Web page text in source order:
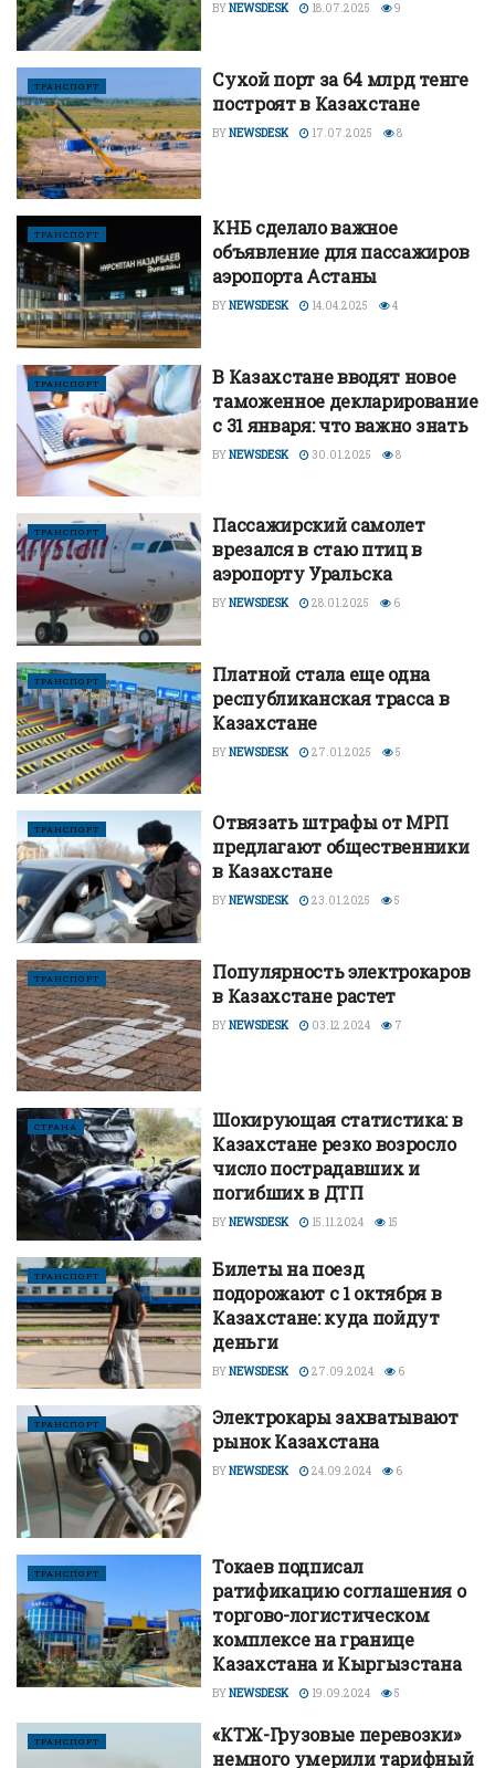
BYNEWSDESK 18.07.2025 9
ТРАНСПОРТ
Сухой порт за 64 млрд тенге
построят в Казахстане
BYNEWSDESK 17.07.2025 8
ТРАНСПОРТ
КНБ сделало важное
объявление для пассажиров
аэропорта Астаны
BYNEWSDESK 14.04.2025 4
ТРАНСПОРТ
В Казахстане вводят новое
таможенное декларирование
с 31 января: что важно знать
BYNEWSDESK 30.01.2025 8
ТРАНСПОРТ
Пассажирский самолет
врезался в стаю птиц в
аэропорту Уральска
BYNEWSDESK 28.01.2025 6
ТРАНСПОРТ
Платной стала еще одна
республиканская трасса в
Казахстане
BYNEWSDESK 27.01.2025 5
ТРАНСПОРТ
Отвязать штрафы от МРП
предлагают общественники
в Казахстане
BYNEWSDESK 23.01.2025 5
ТРАНСПОРТ
Популярность электрокаров
в Казахстане растет
BYNEWSDESK 03.12.2024 7
СТРАНА
Шокирующая статистика: в
Казахстане резко возросло
число пострадавших и
погибших в ДТП
BYNEWSDESK 15.11.2024 15
ТРАНСПОРТ
Билеты на поезд
подорожают с 1 октября в
Казахстане: куда пойдут
деньги
BYNEWSDESK 27.09.2024 6
ТРАНСПОРТ
Электрокары захватывают
рынок Казахстана
BYNEWSDESK 24.09.2024 6
ТРАНСПОРТ
Токаев подписал
ратификацию соглашения о
торгово-логистическом
комплексе на границе
Казахстана и Кыргызстана
BYNEWSDESK 19.09.2024 5
ТРАНСПОРТ
«КТЖ-Грузовые перевозки»
немного умерили тарифный